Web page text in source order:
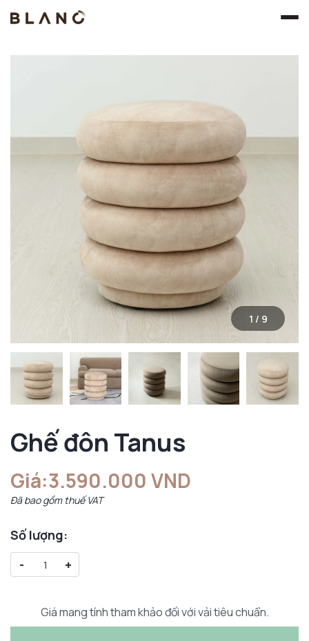
1 / 9
Ghế đôn Tanus
Giá:3.590.000 VND
Đã bao gồm thuế VAT
Số lượng:
-
+
Giá mang tính tham khảo đối với vải tiêu chuẩn.